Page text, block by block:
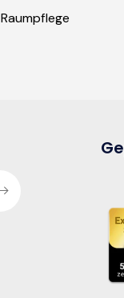
Raumpflege